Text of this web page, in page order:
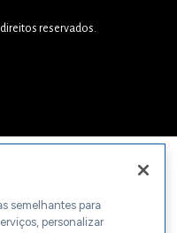
reservados.
semelhantes para
personalizar